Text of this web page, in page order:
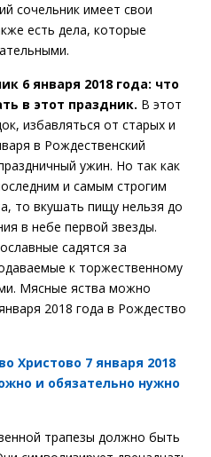
сочельник имеет свои
есть дела, которые
6 января 2018 года: что
в этот праздник. В этот
избавляться от старых и
в Рождественский
ужин. Но так как
и самым строгим
то вкушать пищу нельзя до
в небе первой звезды.
садятся за
к торжественному
Мясные яства можно
2018 года в Рождество
Христово 7 января 2018
и обязательно нужно
трапезы должно быть